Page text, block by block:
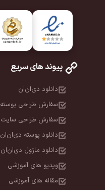
پیوند های سریع
دانلود دی‌ان‌ان
سفارش طراحی پوسته
سفارش طراحی سایت
دانلود پوسته دی‌ان‌ان
دانلود ماژول دی‌ان‌ان
ویدیو های آموزشی
مقاله های آموزشی